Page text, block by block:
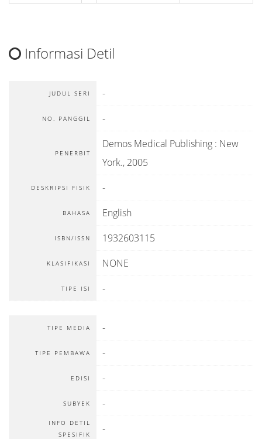
Informasi Detil
JUDUL SERI -
NO. PANGGIL -
PENERBIT
Demos Medical Publishing : New
York., 2005
DESKRIPSI FISIK -
BAHASA English
ISBN/ISSN 1932603115
KLASIFIKASI NONE
TIPE ISI -
TIPE MEDIA -
TIPE PEMBAWA -
EDISI -
SUBYEK -
INFO DETIL
SPESIFIK
-